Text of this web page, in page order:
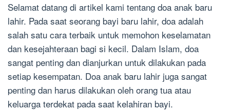
Selamat datang di artikel kami tentang doa anak baru
lahir. Pada saat seorang bayi baru lahir, doa adalah
salah satu cara terbaik untuk memohon keselamatan
dan kesejahteraan bagi si kecil. Dalam Islam, doa
sangat penting dan dianjurkan untuk dilakukan pada
setiap kesempatan. Doa anak baru lahir juga sangat
penting dan harus dilakukan oleh orang tua atau
keluarga terdekat pada saat kelahiran bayi.